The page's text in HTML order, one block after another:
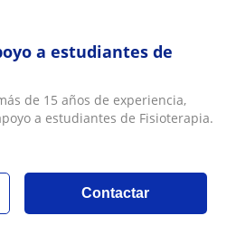
a estudiantes de
de 15 años de experiencia,
a estudiantes de Fisioterapia.
Contactar